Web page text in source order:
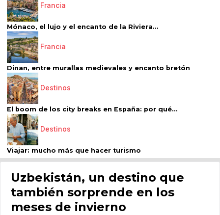
Francia
Mónaco, el lujo y el encanto de la Riviera...
Francia
Dinan, entre murallas medievales y encanto bretón
Destinos
El boom de los city breaks en España: por qué...
Destinos
Viajar: mucho más que hacer turismo
Uzbekistán, un destino que
también sorprende en los
meses de invierno